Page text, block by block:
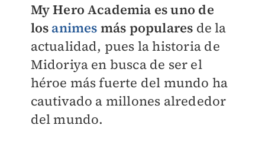
My Hero Academia es uno de
los animes más populares de la
actualidad, pues la historia de
Midoriya en busca de ser el
héroe más fuerte del mundo ha
cautivado a millones alrededor
del mundo.